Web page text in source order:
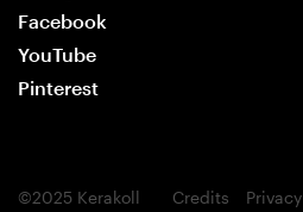
Facebook
YouTube
Pinterest
©2025 Kerakoll Credits Privacy